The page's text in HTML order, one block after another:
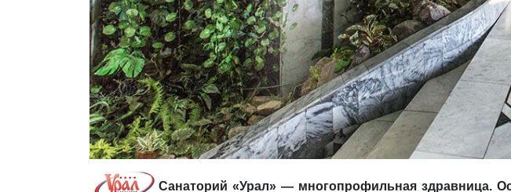
Санаторий «Урал» — многопрофильная здравница.